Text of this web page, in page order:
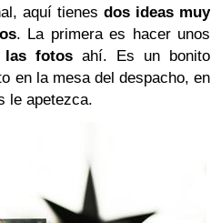
aquí tienes dos ideas muy
. La primera es hacer unos
las fotos ahí. Es un bonito
en la mesa del despacho, en
le apetezca.